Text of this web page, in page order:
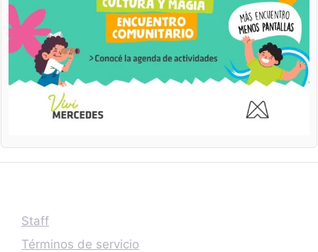
Staff
Términos de servicio